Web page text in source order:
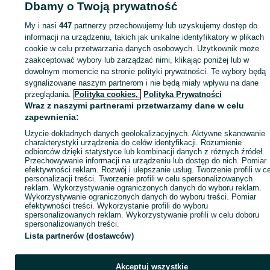
Zaloguj się lub załóż konto na OLX, aby skontaktować się z
sprzedającym
Zaloguj się / Załóż konto
Wyślij wiadomość
Dbamy o Twoją prywatność
My i nasi447 partnerzy przechowujemy lub uzyskujemy dostęp do
informacji na urządzeniu, takich jak unikalne identyfikatory w plikach
cookie w celu przetwarzania danych osobowych. Użytkownik może
zaakceptować wybory lub zarządzać nimi, klikając poniżej lub w
dowolnym momencie na stronie polityki prywatności. Te wybory będą
sygnalizowane naszym partnerom i nie będą miały wpływu na dane
przeglądania. Polityka cookies, Polityka Prywatności
Wraz z naszymi partnerami przetwarzamy dane w celu
zapewnienia:
Użycie dokładnych danych geolokalizacyjnych. Aktywne skanowanie
charakterystyki urządzenia do celów identyfikacji. Rozumienie
odbiorców dzięki statystyce lub kombinacji danych z różnych źródeł.
Przechowywanie informacji na urządzeniu lub dostęp do nich. Pomiar
efektywności reklam. Rozwój i ulepszanie usług. Tworzenie profili w
personalizacji treści. Tworzenie profili w celu spersonalizowanych
reklam. Wykorzystywanie ograniczonych danych do wyboru reklam.
Wykorzystywanie ograniczonych danych do wyboru treści. Pomiar
efektywności treści. Wykorzystanie profili do wyboru
spersonalizowanych reklam. Wykorzystywanie profili w celu doboru
spersonalizowanych treści.
Lista partnerów (dostawców)
Akceptuj wszystkie